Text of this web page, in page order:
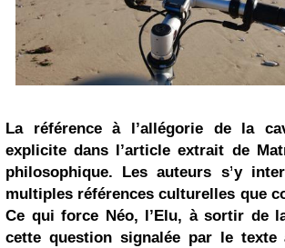
La référence à l’allégorie de la
explicite dans l’article extrait de
philosophique. Les auteurs s’y
multiples références culturelles que
Ce qui force Néo, l’Elu, à sortir de
cette question signalée par le